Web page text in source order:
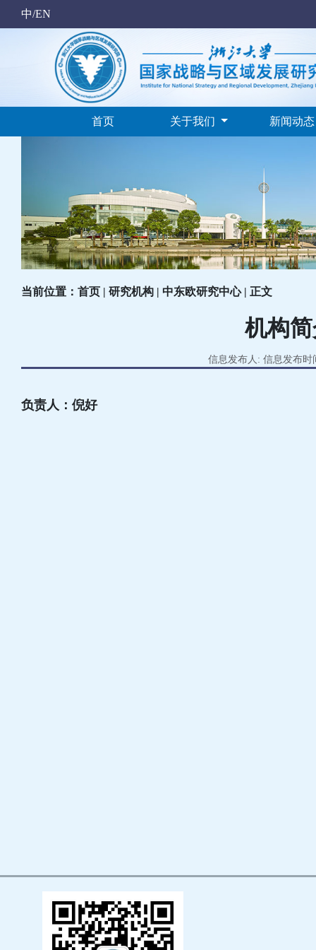
中/EN
首页 关于我们 新闻动
当前位置：首页 | 研究机构 | 中东欧研究中心 | 正文
机构
信息发布人: 信息发布时
负责人：倪好